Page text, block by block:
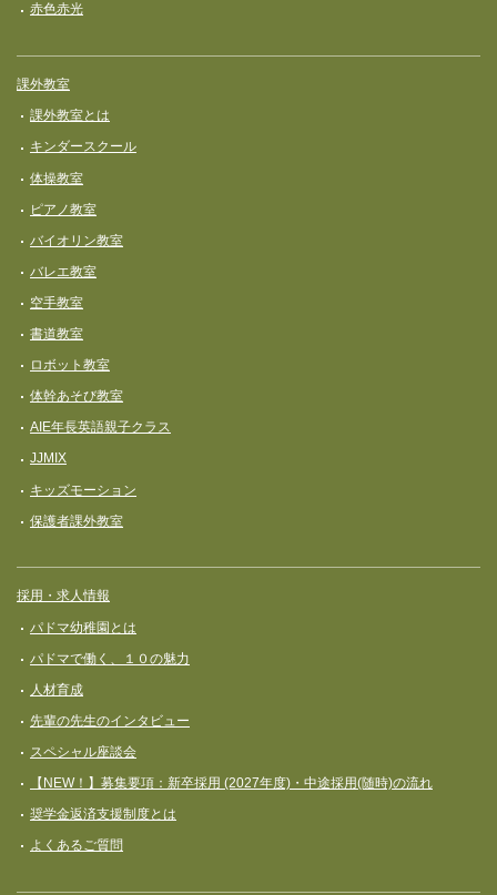
赤色赤光
課外教室
課外教室とは
キンダースクール
体操教室
ピアノ教室
バイオリン教室
バレエ教室
空手教室
書道教室
ロボット教室
体幹あそび教室
AIE年長英語親子クラス
JJMIX
キッズモーション
保護者課外教室
採用・求人情報
パドマ幼稚園とは
パドマで働く、１０の魅力
人材育成
先輩の先生のインタビュー
スペシャル座談会
【NEW！】募集要項：新卒採用 (2027年度)・中途採用(随時)の流れ
奨学⾦返済⽀援制度とは
よくあるご質問